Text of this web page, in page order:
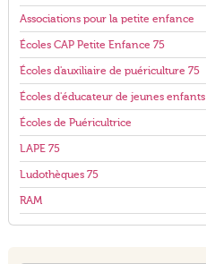
Associations pour la petite enfance
Écoles CAP Petite Enfance 75
Écoles d'auxiliaire de puériculture 75
Écoles d'éducateur de jeunes enfants
Écoles de Puéricultrice
LAPE 75
Ludothèques 75
RAM